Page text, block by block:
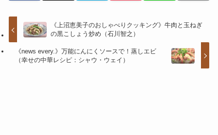
《上沼恵美子のおしゃべりクッキング》牛肉と玉ねぎ
の黒こしょう炒め（石川智之）
《news every.》万能にんにくソースで！蒸しエビ
（幸せの中華レシピ：シャウ・ウェイ）